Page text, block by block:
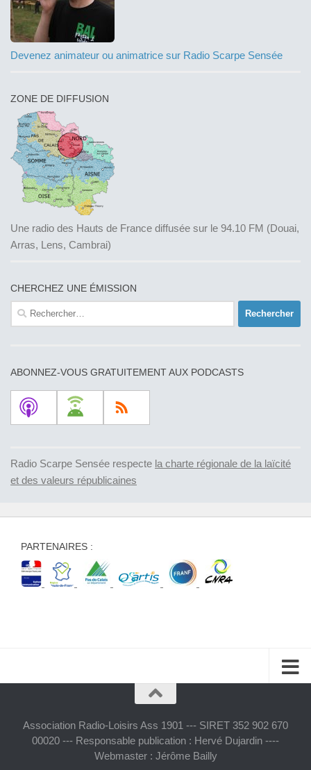
Devenez animateur ou animatrice sur Radio Scarpe Sensée
ZONE DE DIFFUSION
Une radio des Hauts de France diffusée sur le 94.10 FM (Douai,
Arras, Lens, Cambrai)
CHERCHEZ UNE ÉMISSION
Rechercher :
ABONNEZ-VOUS GRATUITEMENT AUX PODCASTS
Radio Scarpe Sensée respecte la charte régionale de la laïcité
et des valeurs républicaines
PARTENAIRES :
Association Radio-Loisirs Ass 1901 --- SIRET 352 902 670
00020 --- Responsable publication : Hervé Dujardin ----
Webmaster : Jérôme Bailly